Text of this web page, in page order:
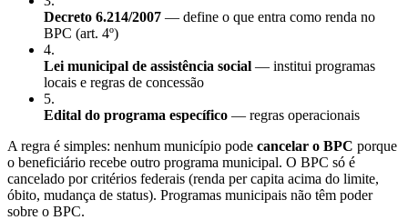
Decreto 6.214/2007 — define o que entra como renda no
BPC (art. 4º)
4.
Lei municipal de assistência social — institui programas
locais e regras de concessão
5.
Edital do programa específico — regras operacionais
A regra é simples: nenhum município pode cancelar o BPC porque
o beneficiário recebe outro programa municipal. O BPC só é
cancelado por critérios federais (renda per capita acima do limite,
óbito, mudança de status). Programas municipais não têm poder
sobre o BPC.